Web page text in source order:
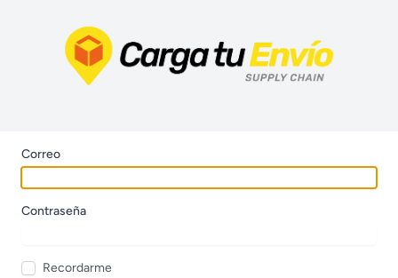
Correo
Contraseña
Recordarme